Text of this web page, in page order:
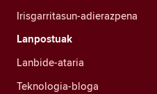
Irisgarritasun-adierazpena
Lanpostuak
Lanbide-ataria
Teknologia-bloga